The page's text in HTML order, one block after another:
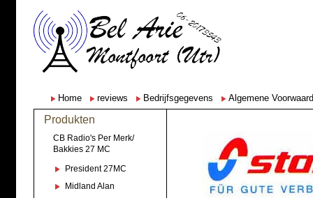
Home reviews Bedrijfsgegevens Algemene
Produkten
CB Radio's Per Merk/
Bakkies 27 MC
President 27MC
Midland Alan